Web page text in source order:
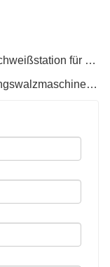
vorherige : Intelligente automatische Schweißstation für Bewehrungskäfige: Hocheffiziente und präzise Lösung für globale Infrastrukturprojekte
nächste : Automatische Käfigverstärkungswalzmaschine: Hocheffiziente Lösung für die Konstruktionsverstärkung